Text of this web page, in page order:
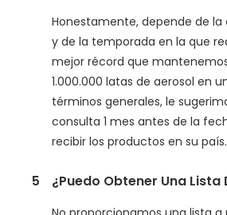
Honestamente, depende de
y de la temporada en la que
mejor récord que
1.000.000 latas de aerosol en
términos generales, le
consulta 1 mes antes de la
recibir los productos en su país.
5 ¿Puedo Obtener Una Lista